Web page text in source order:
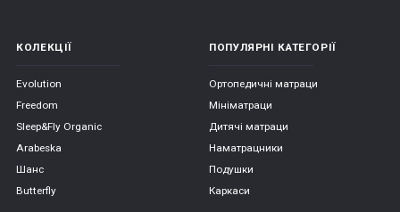
КОЛЕКЦІЇ
Evolution
Freedom
Sleep&Fly Organic
Arabeska
Шанс
Butterfly
ПОПУЛЯРНІ КАТЕГОРІЇ
Ортопедичні матраци
Мініматраци
Дитячі матраци
Наматрацники
Подушки
Каркаси